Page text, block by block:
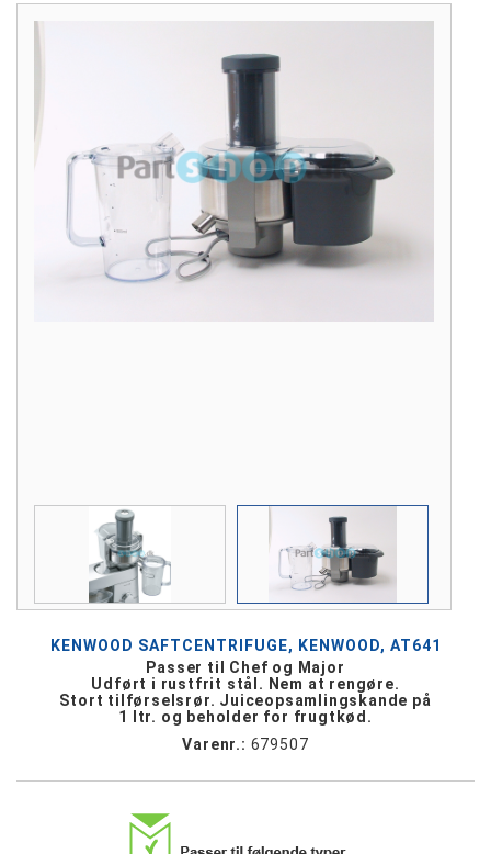
KENWOOD SAFTCENTRIFUGE, KENWOOD, AT641
Passer til Chef og Major
Udført i rustfrit stål. Nem at rengøre.
Stort tilførselsrør. Juiceopsamlingskande på
1 ltr. og beholder for frugtkød.
Varenr.: 679507